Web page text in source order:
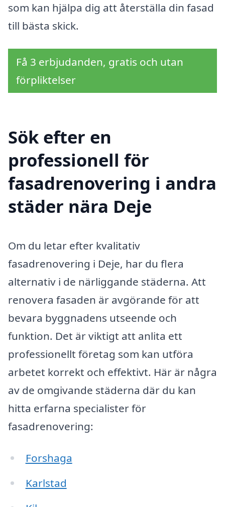
som kan hjälpa dig att återställa din fasad
till bästa skick.
Få 3 erbjudanden, gratis och utan
förpliktelser
Sök efter en
professionell för
fasadrenovering i andra
städer nära Deje
Om du letar efter kvalitativ
fasadrenovering i Deje, har du flera
alternativ i de närliggande städerna. Att
renovera fasaden är avgörande för att
bevara byggnadens utseende och
funktion. Det är viktigt att anlita ett
professionellt företag som kan utföra
arbetet korrekt och effektivt. Här är några
av de omgivande städerna där du kan
hitta erfarna specialister för
fasadrenovering:
Forshaga
Karlstad